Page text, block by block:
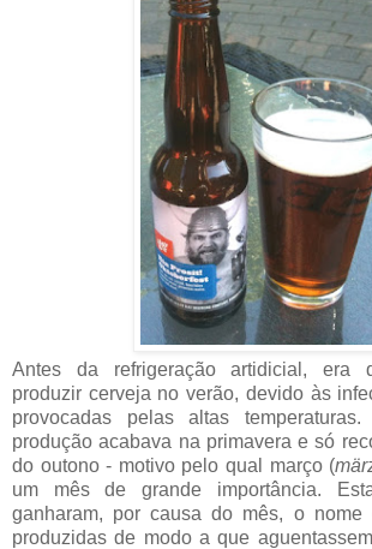
Antes da refrigeração artidicial, era
produzir cerveja no verão, devido às
provocadas pelas altas
produção acabava na primavera e só
do outono - motivo pelo qual março (
um mês de grande importância.
ganharam, por causa do mês, o nome
produzidas de modo a que